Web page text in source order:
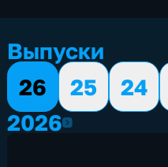
Выпуски
26
25 24
20262026